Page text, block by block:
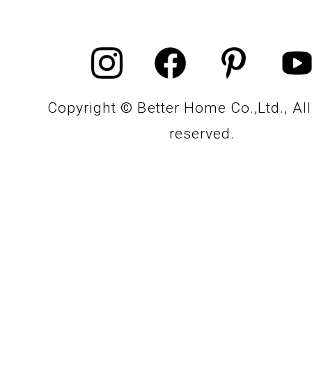
Copyright © Better Home Co.,Ltd.,
reserved.